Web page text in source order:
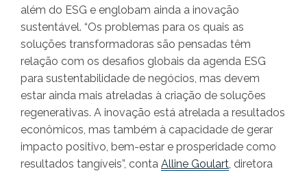
além do ESG e englobam ainda a inovação
sustentável. “Os problemas para os quais as
soluções transformadoras são pensadas têm
relação com os desafios globais da agenda ESG
para sustentabilidade de negócios, mas devem
estar ainda mais atreladas à criação de soluções
regenerativas. A inovação está atrelada a resultados
econômicos, mas também à capacidade de gerar
impacto positivo, bem-estar e prosperidade como
resultados tangíveis”, conta Alline Goulart , diretora